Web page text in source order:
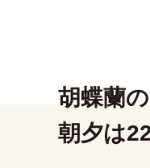
胡蝶蘭
朝夕は